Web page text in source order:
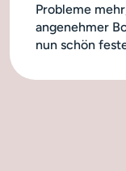
Probleme
angenehmer
nun schön